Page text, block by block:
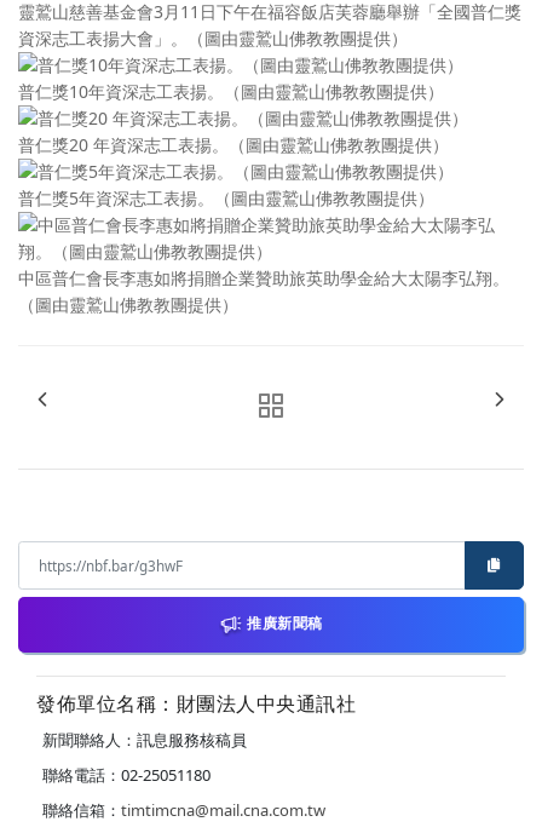
靈鷲山慈善基金會3月11日下午在福容飯店芙蓉廳舉辦「全國普仁獎
資深志工表揚大會」。（圖由靈鷲山佛教教團提供）
普仁獎10年資深志工表揚。（圖由靈鷲山佛教教團提供）
普仁獎20 年資深志工表揚。（圖由靈鷲山佛教教團提供）
普仁獎5年資深志工表揚。（圖由靈鷲山佛教教團提供）
中區普仁會長李惠如將捐贈企業贊助旅英助學金給大太陽李弘翔。
（圖由靈鷲山佛教教團提供）
推廣新聞稿
發佈單位名稱：財團法人中央通訊社
新聞聯絡人：訊息服務核稿員
聯絡電話：02-25051180
聯絡信箱： timtimcna@mail.cna.com.tw